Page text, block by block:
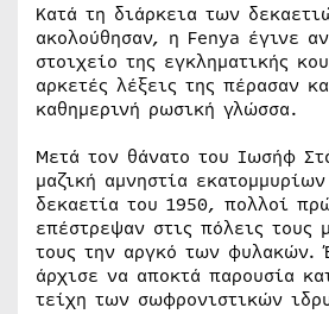
Κατά τη διάρκεια των
ακολούθησαν, η Fenya έγινε
στοιχείο της εγκληματικής
αρκετές λέξεις της πέρασαν
καθημερινή ρωσική γλώσσα.
Μετά τον θάνατο του Ιωσήφ
μαζική αμνηστία
δεκαετία του 1950, πολλοί
επέστρεψαν στις πόλεις τους
τους την αργκό των φυλακών.
άρχισε να αποκτά παρουσία
τείχη των σωφρονιστικών